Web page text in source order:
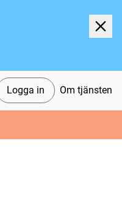
Logga in Om tjänsten